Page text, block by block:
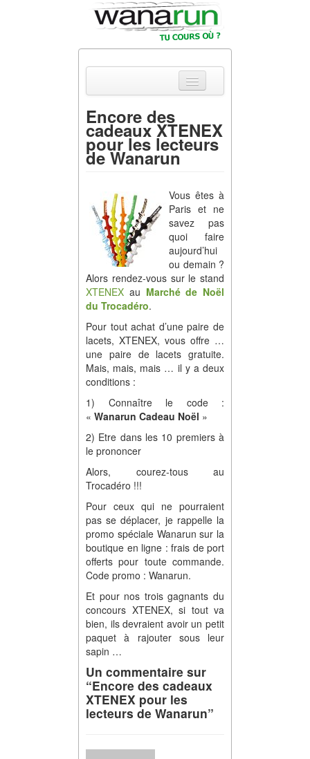
Actualités
Equipements &
Parcours &
Courses
Outils & Réseaux
Encore des
cadeaux XTENEX
pour les lecteurs
de Wanarun
Vous êtes à
Paris et ne
savez pas
quoi faire
aujourd’hui
ou demain ?
Alors rendez-vous sur le stand
XTENEX au Marché de Noël
du Trocadéro.
Pour tout achat d’une paire de
lacets, XTENEX, vous offre …
une paire de lacets gratuite.
Mais, mais, mais … il y a deux
conditions :
1) Connaître le code :
« Wanarun Cadeau Noël »
2) Etre dans les 10 premiers à
le prononcer
Alors, courez-tous au
Trocadéro !!!
Pour ceux qui ne pourraient
pas se déplacer, je rappelle la
promo spéciale Wanarun sur la
boutique en ligne : frais de port
offerts pour toute commande.
Code promo : Wanarun.
Et pour nos trois gagnants du
concours XTENEX, si tout va
bien, ils devraient avoir un petit
paquet à rajouter sous leur
sapin …
Un commentaire sur
“Encore des cadeaux
XTENEX pour les
lecteurs de Wanarun”